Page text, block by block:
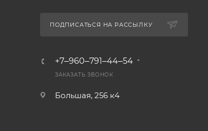
ПОДПИСАТЬСЯ НА РАССЫЛКУ
+7‒960‒791‒44‒54
ЗАКАЗАТЬ ЗВОНОК
Большая, 256 к4